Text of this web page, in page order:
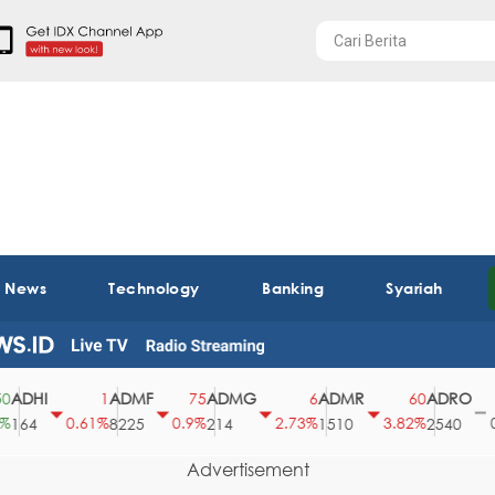
Technology Banking Syariah
0.61%
ADMF
8225
0.9%
ADMG
214
2.73%
ADMR
1510
3.82%
ADRO
2540
Advertisement